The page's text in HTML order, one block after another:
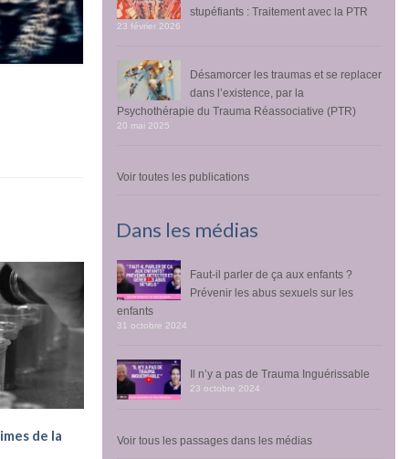
de la
stupéfiants : Traitement avec la PTR
23 février 2026
Désamorcer les traumas et se replacer
dans l’existence, par la
Psychothérapie du Trauma Réassociative (PTR)
20 mai 2025
Voir toutes les publications
Dans les médias
Faut-il parler de ça aux enfants ?
Prévenir les abus sexuels sur les
enfants
31 octobre 2024
Il n’y a pas de Trauma Inguérissable
23 octobre 2024
Voir tous les passages dans les médias